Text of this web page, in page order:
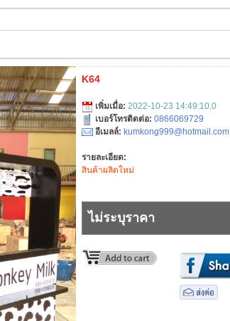
K64
เพิ่มเมื่อ: 2022-10-23 14:49:10.0
เบอร์โทรติดต่อ: 0866069729
อีเมลล์: kumkong999@hotmail.com
รายละเอียด:
สินค้าผลิตใหม่
ไม่ระบุราคา